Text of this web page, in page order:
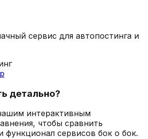
сервис для автопостинга и
детально?
интерактивным
чтобы сравнить
функционал сервисов бок о бок.